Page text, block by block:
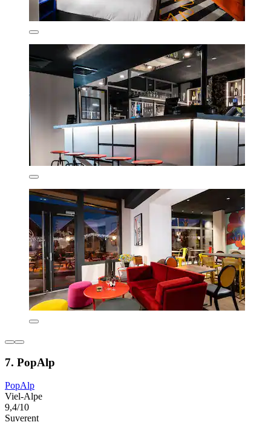
7. PopAlp
PopAlp
Viel-Alpe
9,4/10
Suverent